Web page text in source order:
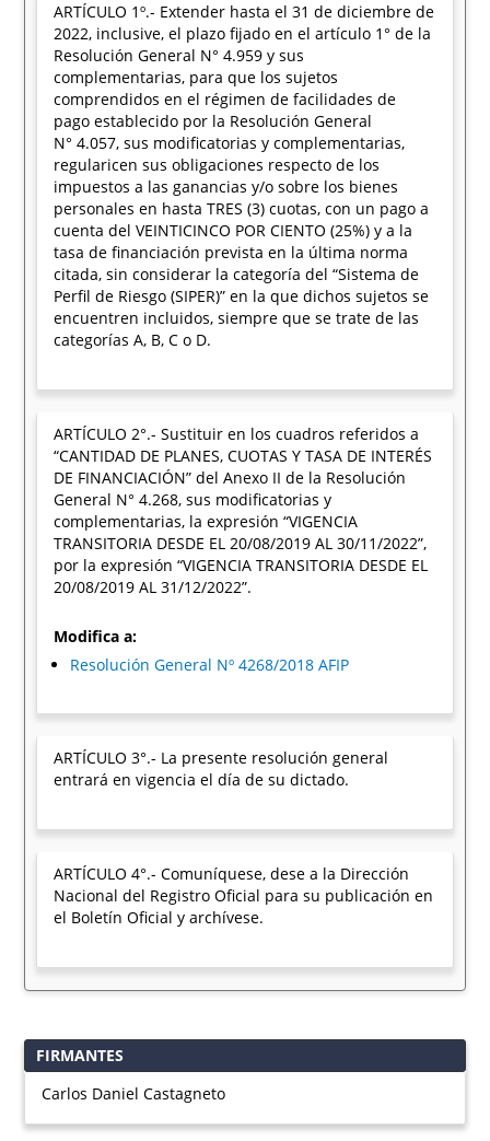
ARTÍCULO 1º.- Extender hasta el 31 de diciembre de
2022, inclusive, el plazo fijado en el artículo 1° de la
Resolución General N° 4.959 y sus
complementarias, para que los sujetos
comprendidos en el régimen de facilidades de
pago establecido por la Resolución General
N° 4.057, sus modificatorias y complementarias,
regularicen sus obligaciones respecto de los
impuestos a las ganancias y/o sobre los bienes
personales en hasta TRES (3) cuotas, con un pago a
cuenta del VEINTICINCO POR CIENTO (25%) y a la
tasa de financiación prevista en la última norma
citada, sin considerar la categoría del “Sistema de
Perfil de Riesgo (SIPER)” en la que dichos sujetos se
encuentren incluidos, siempre que se trate de las
categorías A, B, C o D.
ARTÍCULO 2°.- Sustituir en los cuadros referidos a
“CANTIDAD DE PLANES, CUOTAS Y TASA DE INTERÉS
DE FINANCIACIÓN” del Anexo II de la Resolución
General N° 4.268, sus modificatorias y
complementarias, la expresión “VIGENCIA
TRANSITORIA DESDE EL 20/08/2019 AL 30/11/2022”,
por la expresión “VIGENCIA TRANSITORIA DESDE EL
20/08/2019 AL 31/12/2022”.
Modifica a:
Resolución General Nº 4268/2018 AFIP
ARTÍCULO 3°.- La presente resolución general
entrará en vigencia el día de su dictado.
ARTÍCULO 4°.- Comuníquese, dese a la Dirección
Nacional del Registro Oficial para su publicación en
el Boletín Oficial y archívese.
FIRMANTES
Carlos Daniel Castagneto